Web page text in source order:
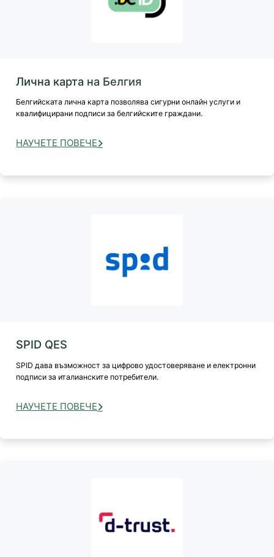
Лична карта на Белгия
Белгийската лична карта позволява сигурни онлайн услуги и
квалифицирани подписи за белгийските граждани.
НАУЧЕТЕ ПОВЕЧЕ
SPID QES
SPID дава възможност за цифрово удостоверяване и електронни
подписи за италианските потребители.
НАУЧЕТЕ ПОВЕЧЕ